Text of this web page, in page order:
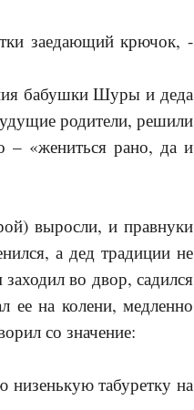
заедающий крючок, -
бабушки Шуры и деда
родители, решили
– «жениться рано, да и
выросли, и правнуки
а дед традиции не
во двор, садился
на колени, медленно
со значение:
низенькую табуретку на